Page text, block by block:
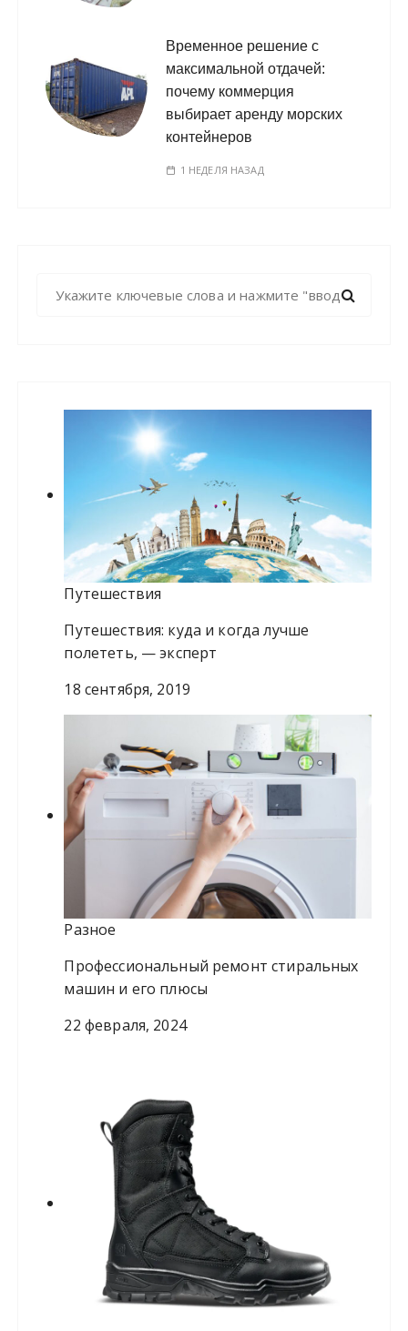
Временное решение с
максимальной отдачей:
почему коммерция
выбирает аренду морских
контейнеров
1 НЕДЕЛЯ НАЗАД
Путешествия
Путешествия: куда и когда лучше
полететь, — эксперт
18 сентября, 2019
Разное
Профессиональный ремонт стиральных
машин и его плюсы
22 февраля, 2024